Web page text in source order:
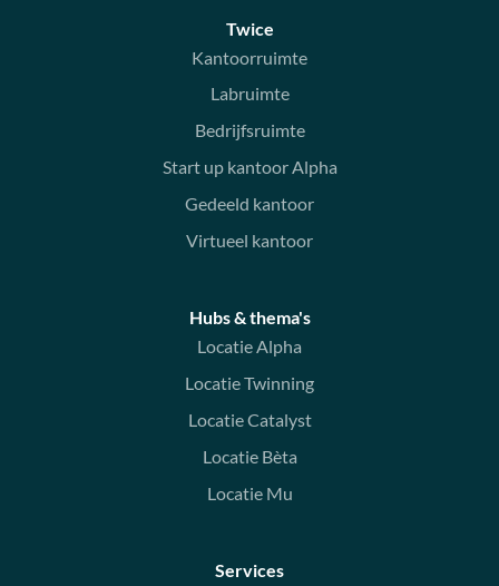
Twice
Kantoorruimte
Labruimte
Bedrijfsruimte
Start up kantoor Alpha
Gedeeld kantoor
Virtueel kantoor
Hubs & thema's
Locatie Alpha
Locatie Twinning
Locatie Catalyst
Locatie Bèta
Locatie Mu
Services